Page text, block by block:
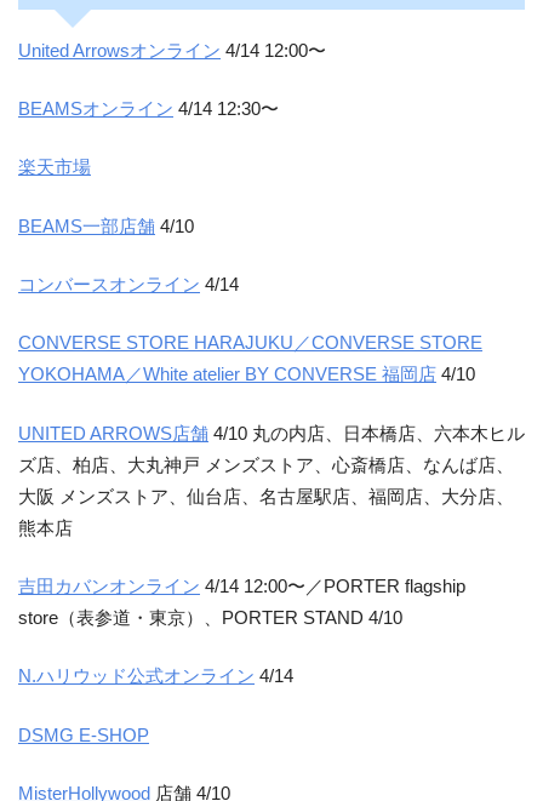
United Arrowsオンライン 4/14 12:00〜
BEAMSオンライン 4/14 12:30〜
楽天市場
BEAMS一部店舗 4/10
コンバースオンライン 4/14
CONVERSE STORE HARAJUKU／CONVERSE STORE
YOKOHAMA／White atelier BY CONVERSE 福岡店 4/10
UNITED ARROWS店舗 4/10 丸の内店、日本橋店、六本木ヒル
ズ店、柏店、大丸神戸 メンズストア、心斎橋店、なんば店、
大阪 メンズストア、仙台店、名古屋駅店、福岡店、大分店、
熊本店
吉田カバンオンライン 4/14 12:00〜／PORTER flagship
store（表参道・東京）、PORTER STAND 4/10
N.ハリウッド公式オンライン 4/14
DSMG E-SHOP
MisterHollywood 店舗 4/10